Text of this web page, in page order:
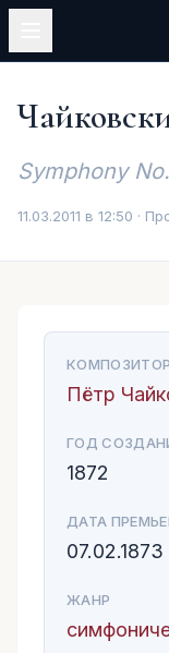
Symphony
11.03.2011 в 12:50 ·
КОМПОЗИТОР
Пётр
ГОД
1872
ДАТА
07.02.1873
ЖАНР